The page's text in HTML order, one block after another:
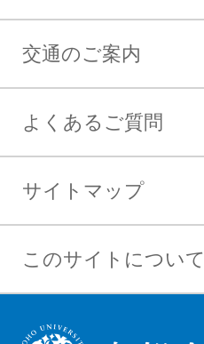
交通のご案内
よくあるご質問
サイトマップ
このサイトについて